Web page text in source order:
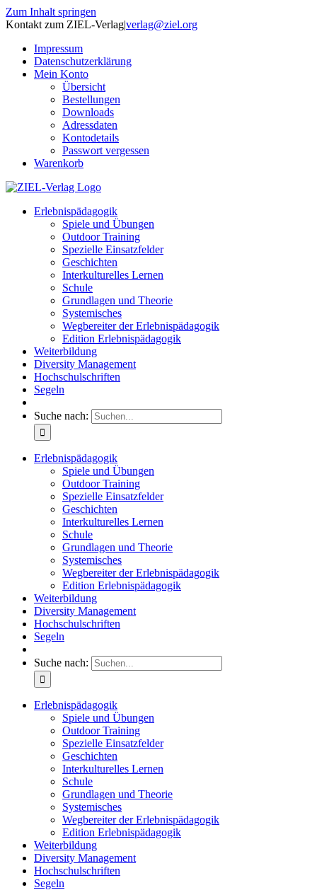
Zum Inhalt springen
Kontakt zum ZIEL-Verlag|verlag@ziel.org
Impressum
Datenschutzerklärung
Mein Konto
Übersicht
Bestellungen
Downloads
Adressdaten
Kontodetails
Passwort vergessen
Warenkorb
Erlebnispädagogik
Spiele und Übungen
Outdoor Training
Spezielle Einsatzfelder
Geschichten
Interkulturelles Lernen
Schule
Grundlagen und Theorie
Systemisches
Wegbereiter der Erlebnispädagogik
Edition Erlebnispädagogik
Weiterbildung
Diversity Management
Hochschulschriften
Segeln
Suche nach:
Erlebnispädagogik
Spiele und Übungen
Outdoor Training
Spezielle Einsatzfelder
Geschichten
Interkulturelles Lernen
Schule
Grundlagen und Theorie
Systemisches
Wegbereiter der Erlebnispädagogik
Edition Erlebnispädagogik
Weiterbildung
Diversity Management
Hochschulschriften
Segeln
Suche nach:
Erlebnispädagogik
Spiele und Übungen
Outdoor Training
Spezielle Einsatzfelder
Geschichten
Interkulturelles Lernen
Schule
Grundlagen und Theorie
Systemisches
Wegbereiter der Erlebnispädagogik
Edition Erlebnispädagogik
Weiterbildung
Diversity Management
Hochschulschriften
Segeln